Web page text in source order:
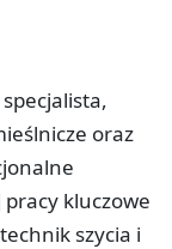
oraz
kluczowe
szycia i